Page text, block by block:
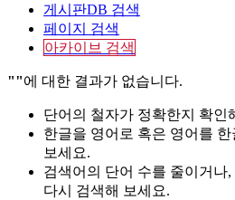
게시판DB 검색
페이지 검색
아카이브 검색
""에 대한 결과가 없습니다.
단어의 철자가 정확한지 확인
한글을 영어로 혹은 영어를
보세요.
검색어의 단어 수를 줄이거나
다시 검색해 보세요.